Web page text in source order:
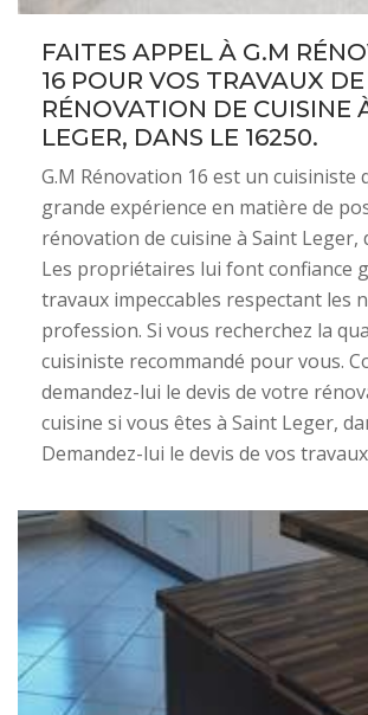
FAITES APPEL À G.M
16 POUR VOS TRAVAUX DE
RÉNOVATION DE CUISINE
LEGER, DANS LE 16250.
G.M Rénovation 16 est un cuisiniste
grande expérience en matière de
rénovation de cuisine à Saint Leger,
Les propriétaires lui font confiance
travaux impeccables respectant les
profession. Si vous recherchez la
cuisiniste recommandé pour vous.
demandez-lui le devis de votre
cuisine si vous êtes à Saint Leger,
Demandez-lui le devis de vos